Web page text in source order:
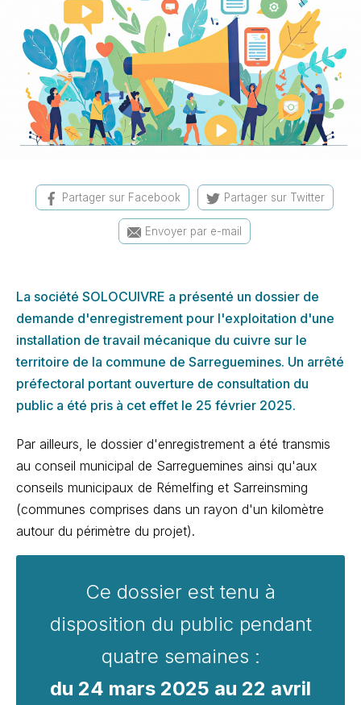
Partager sur Facebook Partager sur Twitter
Envoyer par e-mail
La société SOLOCUIVRE a présenté un dossier de
demande d'enregistrement pour l'exploitation d'une
installation de travail mécanique du cuivre sur le
territoire de la commune de Sarreguemines. Un arrêté
préfectoral portant ouverture de consultation du
public a été pris à cet effet le 25 février 2025.
Par ailleurs, le dossier d'enregistrement a été transmis
au conseil municipal de Sarreguemines ainsi qu'aux
conseils municipaux de Rémelfing et Sarreinsming
(communes comprises dans un rayon d'un kilomètre
autour du périmètre du projet).
Ce dossier est tenu à
disposition du public pendant
quatre semaines :
du 24 mars 2025 au 22 avril